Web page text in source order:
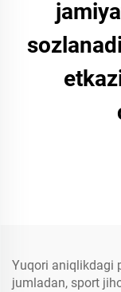
Yuqori aniqlikdagi
jumladan, sport